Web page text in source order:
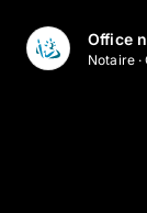
Office
Notaire·